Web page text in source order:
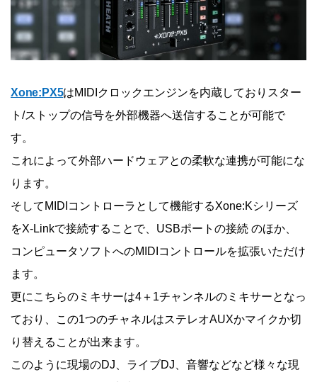
Xone:PX5はMIDIクロックエンジンを内蔵しておりスター
ト/ストップの信号を外部機器へ送信することが可能で
す。
これによって外部ハードウェアとの柔軟な連携が可能にな
ります。
そしてMIDIコントローラとして機能するXone:Kシリーズ
をX-Linkで接続することで、USBポートの接続 のほか、
コンピュータソフトへのMIDIコントロールを拡張いただけ
ます。
更にこちらのミキサーは4＋1チャンネルのミキサーとなっ
ており、この1つのチャネルはステレオAUXかマイクか切
り替えることが出来ます。
このように現場のDJ、ライブDJ、音響などなど様々な現